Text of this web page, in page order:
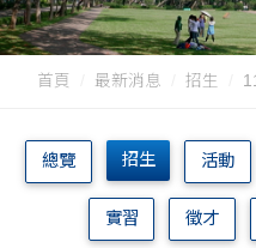
首頁 最新消息 招生
總覽 招生 活動
實習 徵才